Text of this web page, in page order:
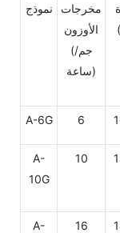
نموذج
مخرجات
الأوزون
(جم/
ساعة)
A-6G 6
A-
10G
10
A-
16